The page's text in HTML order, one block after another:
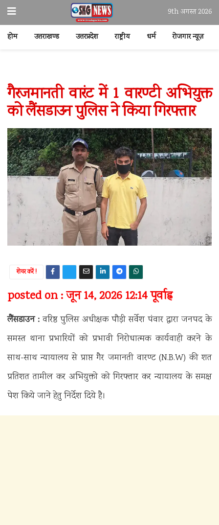
9th अगस्त 2026
होम उत्तराखण्ड उत्तरप्रदेश राष्ट्रीय धर्म रोजगार न्यूज़
गैरजमानती वारंट में 1 वारण्टी अभियुक्त
को लैंसडाउन पुलिस ने किया गिरफ्तार
शेयर करें !
posted on : जून 14, 2026 12:14 पूर्वाह्न
लैंसडाउन :वरिष्ठ पुलिस अधीक्षक पौड़ी सर्वेश पंवार द्वारा जनपद के
समस्त थाना प्रभारियों को प्रभावी निरोधात्मक कार्यवाही करने के
साथ-साथ न्यायालय से प्राप्त गैर जमानती वारण्ट (N.B.W) की शत
प्रतिशत तामील कर अभियुक्तो को गिरफ्तार कर न्यायालय के समक्ष
पेश किये जाने हेतु निर्देश दिये है।